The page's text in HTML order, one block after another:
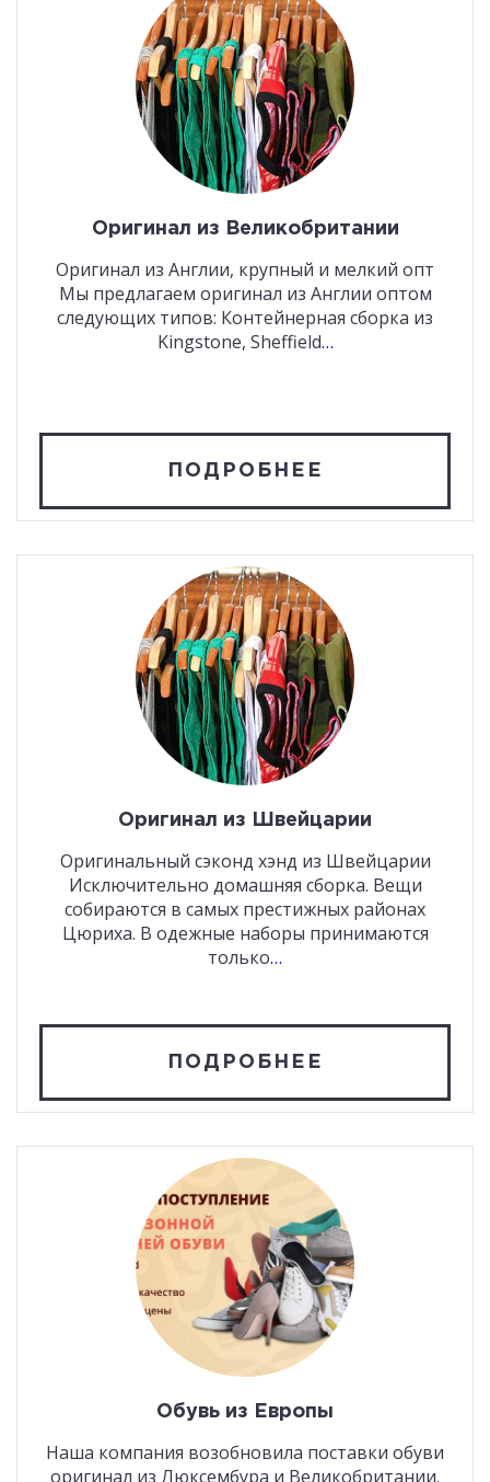
Оригинал из Великобритании
Оригинал из Англии, крупный и мелкий опт
Мы предлагаем оригинал из Англии оптом
следующих типов: Контейнерная сборка из
Kingstone, Sheffield…
ПОДРОБНЕЕ
Оригинал из Швейцарии
Оригинальный сэконд хэнд из Швейцарии
Исключительно домашняя сборка. Вещи
собираются в самых престижных районах
Цюриха. В одежные наборы принимаются
только…
ПОДРОБНЕЕ
Обувь из Европы
Наша компания возобновила поставки обуви
оригинал из Люксембура и Великобритании.